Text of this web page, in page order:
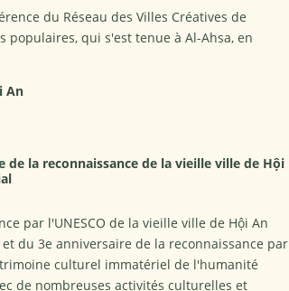
du Réseau des Villes Créatives de
populaires, qui s'est tenue à Al-Ahsa, en
An
la reconnaissance de la vieille ville de Hội
par l'UNESCO de la vieille ville de Hội An
du 3e anniversaire de la reconnaissance par
culturel immatériel de l'humanité
de nombreuses activités culturelles et